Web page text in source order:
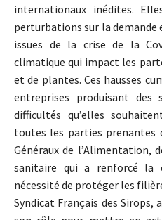
internationaux inédites.
perturbations sur la demande
issues de la crise de la
climatique qui impact les
et de plantes. Ces hausses
entreprises produisant
difficultés qu’elles
toutes les parties prenantes
Généraux de l’Alimentation,
sanitaire qui a renforcé la
nécessité de protéger les
Syndicat Français des Sirops,